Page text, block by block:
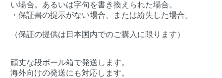
い場合。あるいは字句を書き換えられた場合。
・保証書の提示がない場合、または紛失した場合。
（保証の提供は日本国内でのご購入に限ります）
頑丈な段ボール箱で発送します。
海外向けの発送にも対応します。